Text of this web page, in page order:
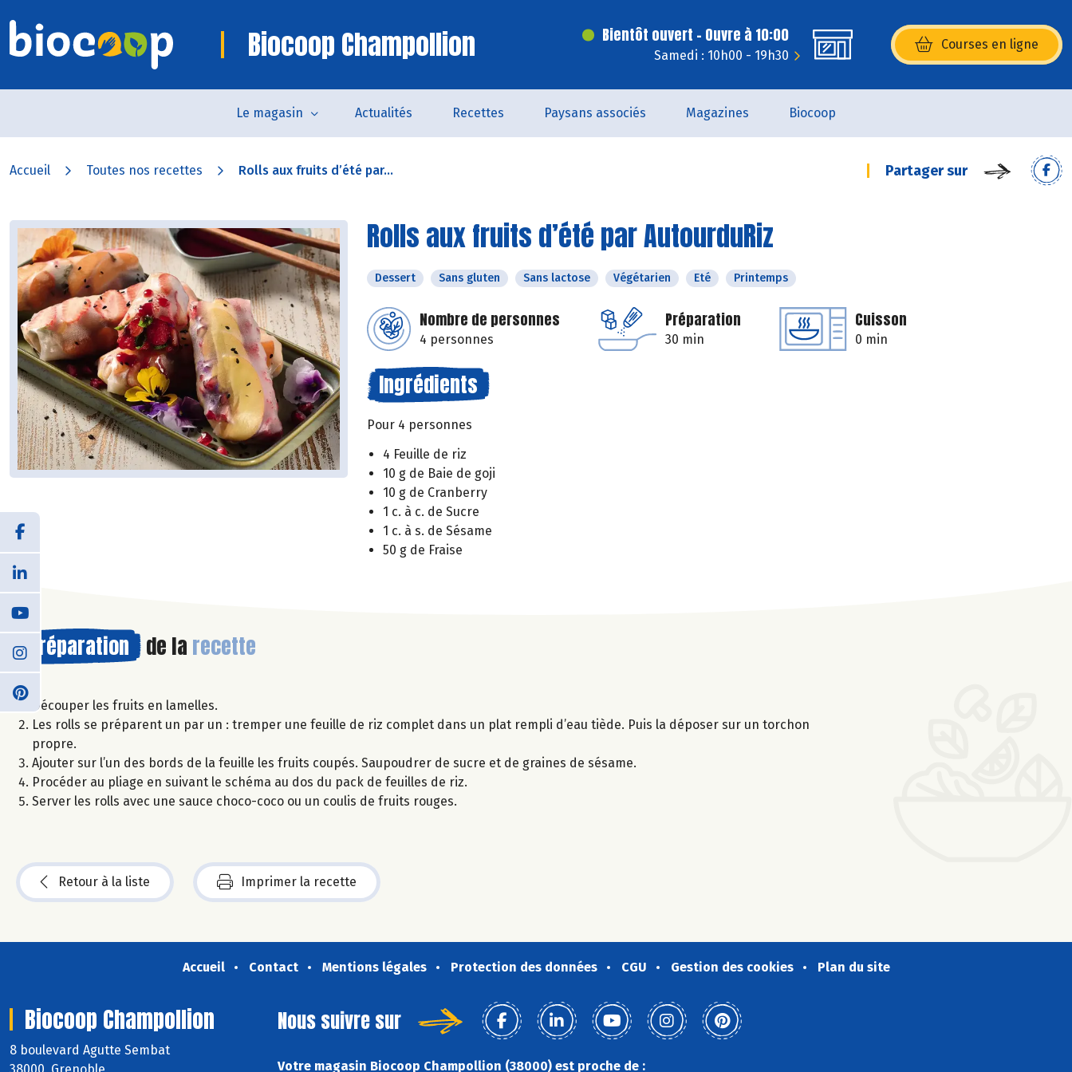
Biocoop Champollion Bientôt ouvert - Ouvre à 10:00
Samedi : 10h00 - 19h30
Courses en ligne
(s’ouvre dans une nouvelle
Le magasin Actualités Recettes Paysans associés Magazines Biocoop
Accueil Toutes nos recettes Rolls aux fruits d’été par... Partager sur
Rolls aux fruits d’été par AutourduRiz
Dessert Sans gluten Sans lactose Végétarien Eté Printemps
Nombre de personnes
4 personnes
Préparation
30 min
Cuisson
0 min
Ingrédients
Pour 4 personnes
4 Feuille de riz
10 g de Baie de goji
10 g de Cranberry
1 c. à c. de Sucre
1 c. à s. de Sésame
50 g de Fraise
Préparation de la recette
Découper les fruits en lamelles.
Les rolls se préparent un par un : tremper une feuille de riz complet dans un plat rempli d’eau tiède. Puis la déposer sur un torchon
propre.
Ajouter sur l’un des bords de la feuille les fruits coupés. Saupoudrer de sucre et de graines de sésame.
Procéder au pliage en suivant le schéma au dos du pack de feuilles de riz.
Server les rolls avec une sauce choco-coco ou un coulis de fruits rouges.
Retour à la liste Imprimer la recette
Accueil Contact Mentions légales Protection des données CGU Gestion des cookies Plan du site
Biocoop Champollion
8 boulevard Agutte Sembat
38000 Grenoble
Nous suivre sur
Votre magasin Biocoop Champollion (38000) est proche de :